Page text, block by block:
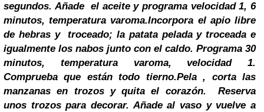
segundos. Añade el aceite y programa velocidad 1, 6
minutos, temperatura varoma.Incorpora el apio libre
de hebras y troceado; la patata pelada y troceada e
igualmente los nabos junto con el caldo. Programa 30
minutos, temperatura varoma, velocidad 1.
Comprueba que están todo tierno.Pela , corta las
manzanas en trozos y quita el corazón. Reserva
unos trozos para decorar. Añadeal vaso y vuelve a